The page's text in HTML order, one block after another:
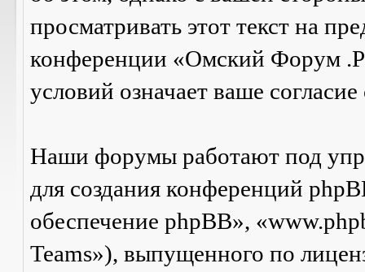
просматривать этот текст на
конференции «Омский Форум
условий означает ваше
Наши форумы работают под
для создания конференций
обеспечение phpBB»,
Teams»), выпущенного по